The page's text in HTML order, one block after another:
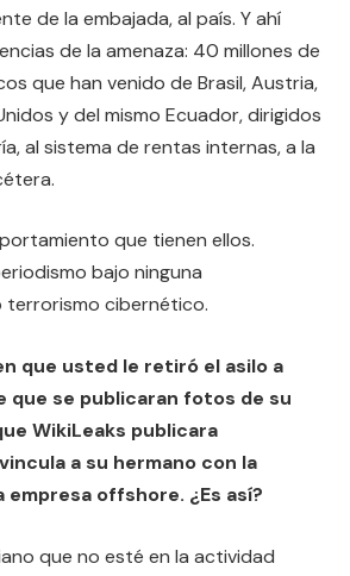
de la embajada, al país. Y ahí
de la amenaza: 40 millones de
que han venido de Brasil, Austria,
y del mismo Ecuador, dirigidos
al sistema de rentas internas, a la
que tienen ellos.
bajo ninguna
terrorismo cibernético.
que usted le retiró el asilo a
que se publicaran fotos de su
WikiLeaks publicara
a su hermano con la
empresa offshore. ¿Es así?
que no esté en la actividad